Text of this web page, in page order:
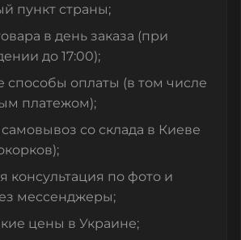
пункт страны;
в день заказа (при
до 17:00);
способы оплаты (в том числе
платежом);
со склада в Киеве
консультация по фото и
мессенджеры;
цены в Украине;